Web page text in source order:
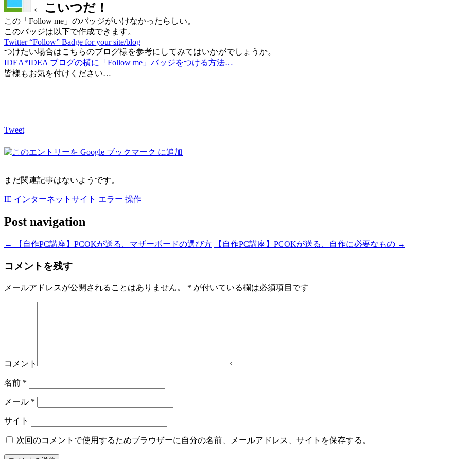
←こいつだ！
この「Follow me」のバッジがいけなかったらしい。
このバッジは以下で作成できます。
Twitter “Follow” Badge for your site/blog
つけたい場合はこちらのブログ様を参考にしてみてはいかがでしょうか。
IDEA*IDEA ブログの横に「Follow me」バッジをつける方法…
皆様もお気を付けください…
Tweet
まだ関連記事はないようです。
IE インターネットサイト エラー 操作
Post navigation
← 【自作PC講座】PCOKが送る、マザーボードの選び方 【自作PC講座】PCOKが送る、自作に必要なもの →
コメントを残す
メールアドレスが公開されることはありません。 * が付いている欄は必須項目です
コメント
名前 *
メール *
サイト
次回のコメントで使用するためブラウザーに自分の名前、メールアドレス、サイトを保存する。